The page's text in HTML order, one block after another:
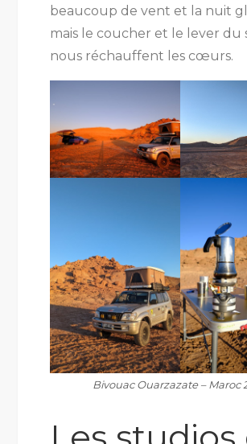
beaucoup de vent et la nuit
mais le coucher et le lever du
nous réchauffent les cœurs.
Bivouac Ouarzazate – Maroc